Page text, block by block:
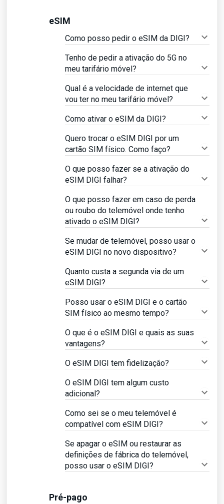
eSIM
Como posso pedir o eSIM da DIGI?
Tenho de pedir a ativação do 5G no
meu tarifário móvel?
Qual é a velocidade de internet que
vou ter no meu tarifário móvel?
Como ativar o eSIM da DIGI?
Quero trocar o eSIM DIGI por um
cartão SIM físico. Como faço?
O que posso fazer se a ativação do
eSIM DIGI falhar?
O que posso fazer em caso de perda
ou roubo do telemóvel onde tenho
ativado o eSIM DIGI?
Se mudar de telemóvel, posso usar o
eSIM DIGI no novo dispositivo?
Quanto custa a segunda via de um
eSIM DIGI?
Posso usar o eSIM DIGI e o cartão
SIM físico ao mesmo tempo?
O que é o eSIM DIGI e quais as suas
vantagens?
O eSIM DIGI tem fidelização?
O eSIM DIGI tem algum custo
adicional?
Como sei se o meu telemóvel é
compatível com eSIM DIGI?
Se apagar o eSIM ou restaurar as
definições de fábrica do telemóvel,
posso usar o eSIM DIGI?
Pré-pago